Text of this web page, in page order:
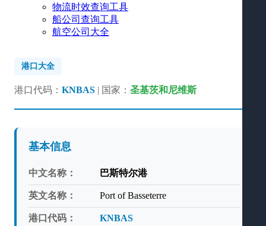
物流时效查询工具
船公司查询工具
航空公司大全
港口大全
港口代码： KNBAS | 国家： 圣基茨和尼维斯
基本信息
中文名称： 巴斯特尔港
英文名称： Port of Basseterre
港口代码： KNBAS